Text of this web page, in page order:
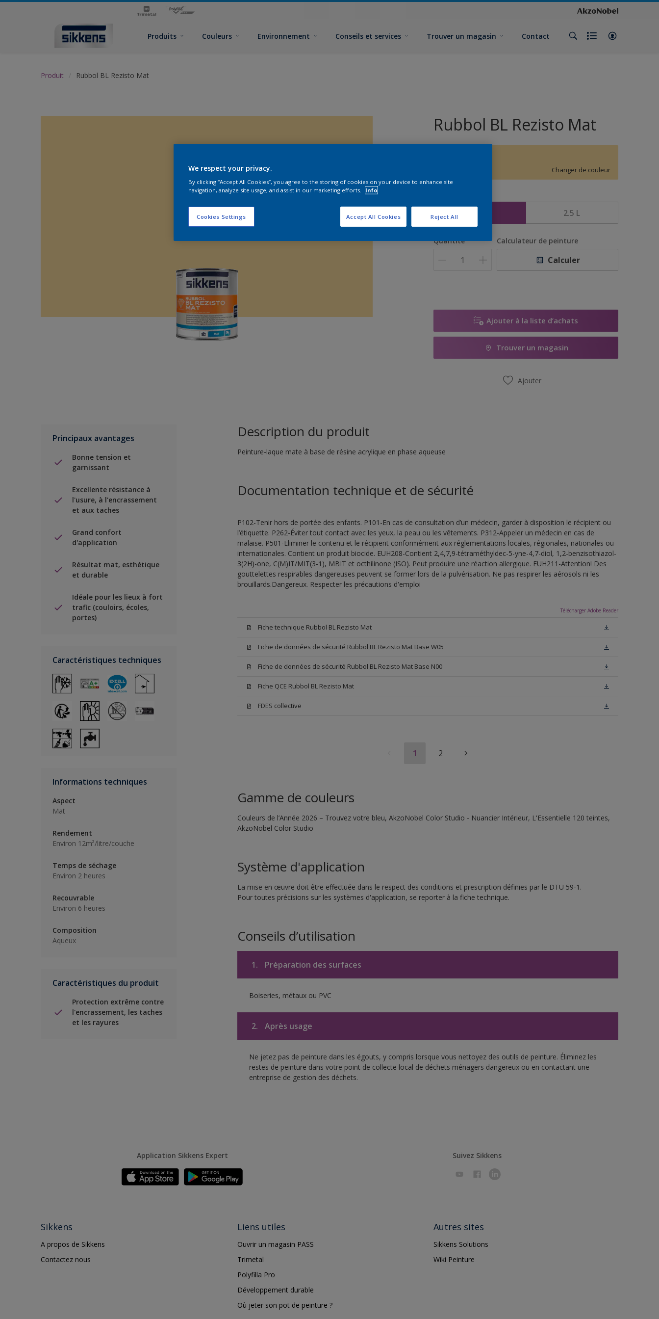
Produits Couleurs Environnement Conseils et services Trouver un magasin Contact
Produit Rubbol BL Rezisto Mat
Rubbol BL Rezisto Mat
Changer de couleur
2.5 L
Quantité Calculateur de peinture
Calculer
Ajouter à la liste d’achats
Trouver un magasin
Ajouter
Principaux avantages
Bonne tension et
garnissant
Excellente résistance à
l'usure, à l'encrassement
et aux taches
Grand confort
d'application
Résultat mat, esthétique
et durable
Idéale pour les lieux à fort
trafic (couloirs, écoles,
portes)
Caractéristiques techniques
Informations techniques
Aspect
Mat
Rendement
Environ 12m²/litre/couche
Temps de séchage
Environ 2 heures
Recouvrable
Environ 6 heures
Composition
Aqueux
Caractéristiques du produit
Protection extrême contre
l'encrassement, les taches
et les rayures
Description du produit
Peinture-laque mate à base de résine acrylique en phase aqueuse
Documentation technique et de sécurité
P102-Tenir hors de portée des enfants. P101-En cas de consultation d’un médecin, garder à disposition le récipient ou
l’étiquette. P262-Éviter tout contact avec les yeux, la peau ou les vêtements. P312-Appeler un médecin en cas de
malaise. P501-Eliminer le contenu et le récipient conformément aux réglementations locales, régionales, nationales ou
internationales. Contient un produit biocide. EUH208-Contient 2,4,7,9-tétraméthyldec-5-yne-4,7-diol, 1,2-benzisothiazol-
3(2H)-one, C(M)IT/MIT(3-1), MBIT et octhilinone (ISO). Peut produire une réaction allergique. EUH211-Attention! Des
gouttelettes respirables dangereuses peuvent se former lors de la pulvérisation. Ne pas respirer les aérosols ni les
brouillards.Dangereux. Respecter les précautions d'emploi
Télécharger Adobe Reader
Fiche technique Rubbol BL Rezisto Mat
Fiche de données de sécurité Rubbol BL Rezisto Mat Base W05
Fiche de données de sécurité Rubbol BL Rezisto Mat Base N00
Fiche QCE Rubbol BL Rezisto Mat
FDES collective
1 2
Gamme de couleurs
Couleurs de l’Année 2026 – Trouvez votre bleu, AkzoNobel Color Studio - Nuancier Intérieur, L'Essentielle 120 teintes,
AkzoNobel Color Studio
Système d'application
La mise en œuvre doit être effectuée dans le respect des conditions et prescription définies par le DTU 59-1.
Pour toutes précisions sur les systèmes d'application, se reporter à la fiche technique.
Conseils d’utilisation
1. Préparation des surfaces
Boiseries, métaux ou PVC
2. Après usage
Ne jetez pas de peinture dans les égouts, y compris lorsque vous nettoyez des outils de peinture. Éliminez les
restes de peinture dans votre point de collecte local de déchets ménagers dangereux ou en contactant une
entreprise de gestion des déchets.
Application Sikkens Expert Suivez Sikkens
Sikkens
A propos de Sikkens
Contactez nous
Liens utiles
Ouvrir un magasin PASS
Trimetal
Polyfilla Pro
Développement durable
Où jeter son pot de peinture ?
Autres sites
Sikkens Solutions
Wiki Peinture
We respect your privacy.
By clicking “Accept All Cookies”, you agree to the storing of cookies on your device to enhance site
navigation, analyze site usage, and assist in our marketing efforts.
Info
Cookies Settings Reject All
Accept All Cookies